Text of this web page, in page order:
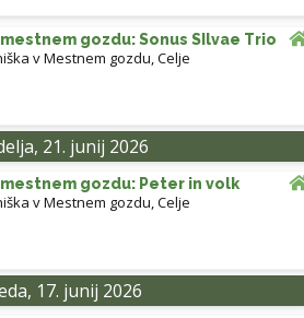
mestnem gozdu: Sonus SIlvae Trio
v Mestnem gozdu, Celje
21. junij 2026
mestnem gozdu: Peter in volk
v Mestnem gozdu, Celje
17. junij 2026